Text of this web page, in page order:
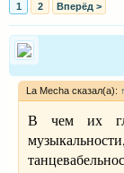
1 2 Вперёд >
La Mecha сказал(а): ↑
В чем их